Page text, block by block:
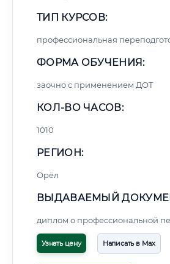
ТИП КУРСОВ:
профессиональная
ФОРМА ОБУЧЕНИЯ:
заочно с применением ДОТ
КОЛ-ВО ЧАСОВ:
1010
РЕГИОН:
Орёл
ВЫДАВАЕМЫЙ
диплом о профессиональной
Узнать цену Написать в Max